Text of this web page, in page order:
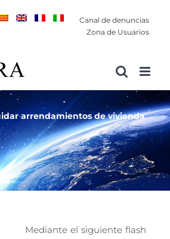
Canal de denuncias
Zona de Usuarios
arrendamientos de vivienda
Mediante el siguiente flash